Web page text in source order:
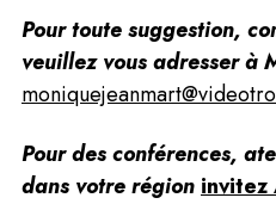
Pour toute suggestion,
Pour des conférences,
dans votre région invitez